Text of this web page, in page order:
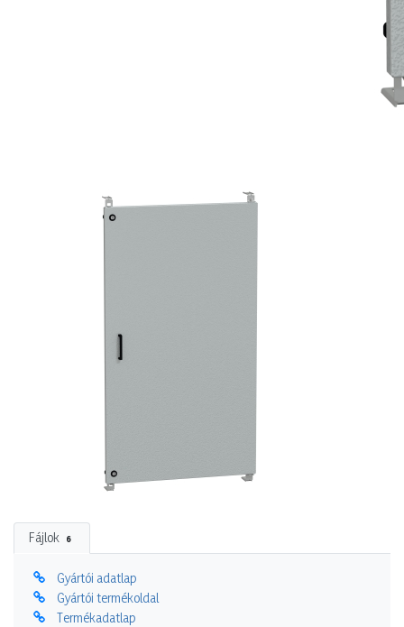
Fájlok 6
Gyártói adatlap
Gyártói termékoldal
Termékadatlap